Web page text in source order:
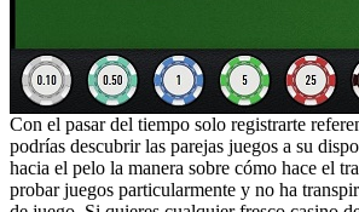
Con el pasar del tiempo solo registrarte
podrías descubrir las parejas juegos a su
hacia el pelo la manera sobre cómo hace el
probar juegos particularmente y no ha